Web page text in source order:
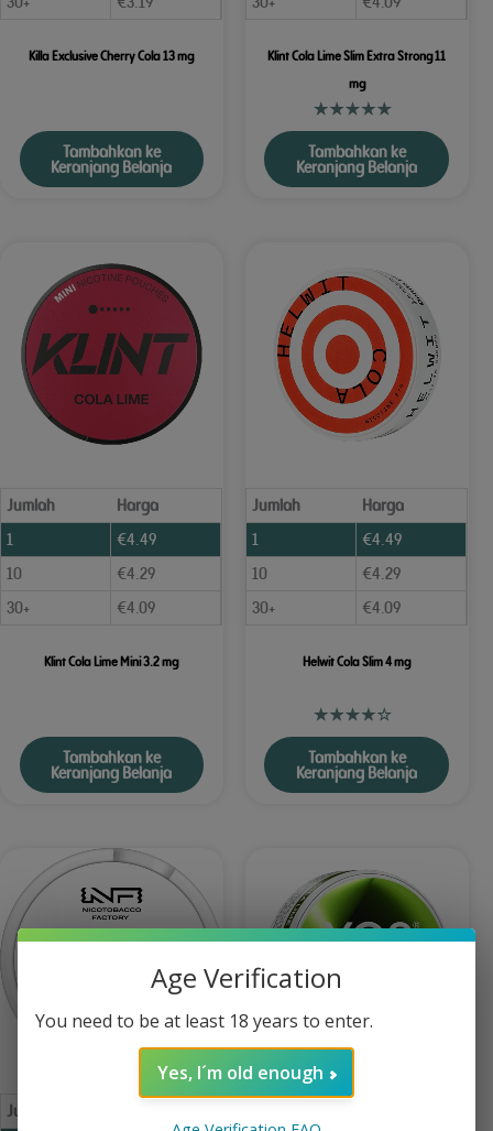
Killa Exclusive Cherry Cola 13 mg
Tambahkan ke
Keranjang Belanja
Klint Cola Lime Slim Extra Strong 11
mg
Tambahkan ke
Keranjang Belanja
Jumlah
Harga
1
€4.49
10
€4.29
30+
€4.09
Klint Cola Lime Mini 3.2 mg
Tambahkan ke
Keranjang Belanja
Jumlah
Harga
1
€4.49
10
€4.29
30+
€4.09
Helwit Cola Slim 4 mg
Tambahkan ke
Keranjang Belanja
Jumlah
Age Verification
You need to be at least 18 years to enter.
Yes, I´m old enough